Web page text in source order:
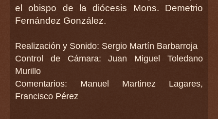
el obispo de la diócesis Mons. Demetrio
Fernández González.
Realización y Sonido: Sergio Martín Barbarroja
Control de Cámara: Juan Miguel Toledano
Murillo
Comentarios: Manuel Martinez Lagares,
Francisco Pérez